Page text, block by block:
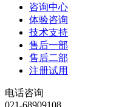
咨询中心
体验咨询
技术支持
售后一部
售后二部
注册试用
电话咨询
021-68909108